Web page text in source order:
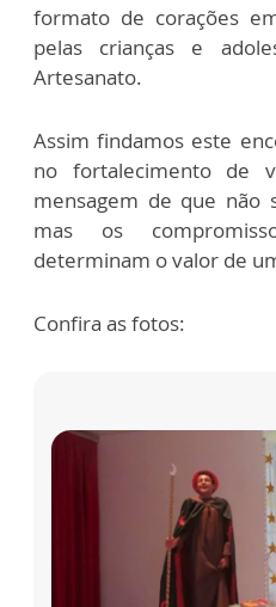
formato de corações
pelas crianças e
Artesanato.
Assim findamos este
no fortalecimento de
mensagem de que não
mas os
determinam o valor de
Confira as fotos: